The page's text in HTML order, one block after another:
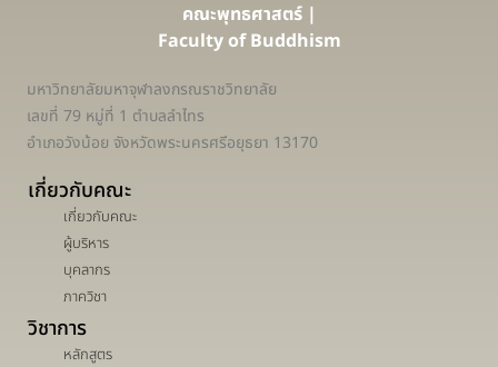
คณะพุทธศาสตร์ |
Faculty of Buddhism
มหาวิทยาลัยมหาจุฬาลงกรณราชวิทยาลัย
เลขที่ 79 หมู่ที่ 1 ตำบลลำไทร
อำเภอวังน้อย จังหวัดพระนครศรีอยุธยา 13170
เกี่ยวกับคณะ
เกี่ยวกับคณะ
ผู้บริหาร
บุคลากร
ภาควิชา
วิชาการ
หลักสูตร